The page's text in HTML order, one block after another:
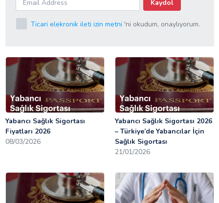
Kaydol
Ticari elekronik ileti izin metni 'ni okudum, onaylıyorum.
Yabancı Sağlık Sigortası
Fiyatları 2026
08/03/2026
Yabancı Sağlık Sigortası 2026
– Türkiye’de Yabancılar İçin
Sağlık Sigortası
21/01/2026